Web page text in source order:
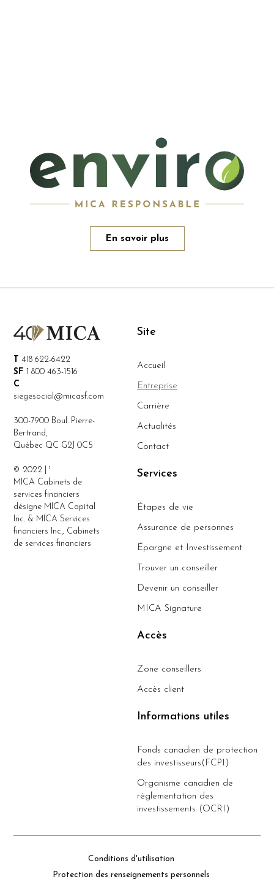
En savoir plus
418 622-6422
SF
1 800 463-1516
C
siegesocial@micasf.com
300-7900 Boul. Pierre-
Bertrand,
Québec QC G2J 0C5
© 2022 | ¹
MICA Cabinets de
services financiers
désigne MICA Capital
Inc. & MICA Services
financiers Inc., Cabinets
de services financiers
Site
Accueil
Entreprise
Carrière
Actualités
Contact
Services
Étapes de vie
Assurance de personnes
Épargne et Investissement
Trouver un conseiller
Devenir un conseiller
MICA Signature
Accès
Zone conseillers
Accès client
Informations utiles
Fonds canadien de protection
des investisseurs(FCPI)
Organisme canadien de
réglementation des
investissements (OCRI)
Conditions d'utilisation
Protection des renseignements personnels